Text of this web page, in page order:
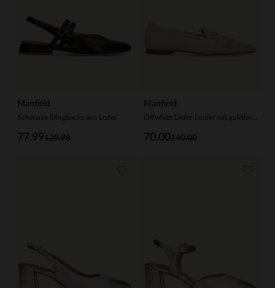
Manfield
Schwarze Slingbacks aus Leder
129.98
77.99
Manfield
Offwhite Leder-Loafer mit goldfarbenen Nieten
140.00
70.00